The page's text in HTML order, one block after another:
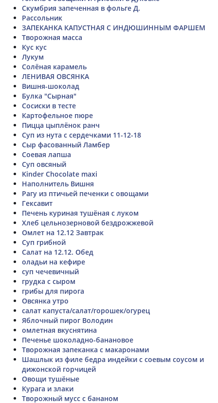
Скумбрия запеченная в фольге Д.
Рассольник
ЗАПЕКАНКА КАПУСТНАЯ С ИНДЮШИННЫМ ФАРШЕМ
Творожная масса
Кус кус
Лукум
Солёная карамель
ЛЕНИВАЯ ОВСЯНКА
Вишня-шоколад
Булка "Сырная"
Сосиски в тесте
Картофельное пюре
Пицца цыплёнок ранч
Суп из нута с сердечками 11-12-18
Сыр фасованный Ламбер
Соевая лапша
Суп овсяный
Kinder Chocolate maxi
Наполнитель Вишня
Рагу из птичьей печенки с овощами
Гексавит
Печень куриная тушёная с луком
Хлеб цельнозерновой бездрожжевой
Омлет на 12.12 Завтрак
Суп грибной
Салат на 12.12. Обед
оладьи на кефире
суп чечевичный
грудка с сыром
грибы для пирога
Овсянка утро
салат капуста/салат/горошек/огурец
Яблочный пирог Володин
омлетная вкуснятина
Печенье шоколадно-банановое
Творожная запеканка с макаронами
Шашлык из филе бедра индейки с соевым соусом и
дижонской горчицей
Овощи тушёные
Курага и злаки
Творожный мусс с бананом